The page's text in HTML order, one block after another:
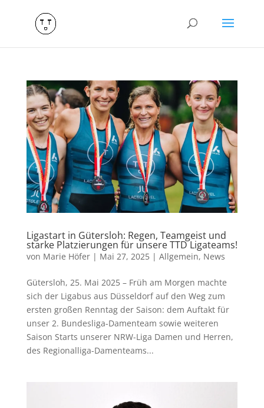
Ligastart in Gütersloh: Regen, Teamgeist und
starke Platzierungen für unsere TTD Ligateams!
von Marie Höfer| Mai 27, 2025| Allgemein, News
Gütersloh, 25. Mai 2025 – Früh am Morgen machte
sich der Ligabus aus Düsseldorf auf den Weg zum
ersten großen Renntag der Saison: dem Auftakt für
unser 2. Bundesliga-Damenteam sowie weiteren
Saison Starts unserer NRW-Liga Damen und Herren,
des Regionalliga-Damenteams...